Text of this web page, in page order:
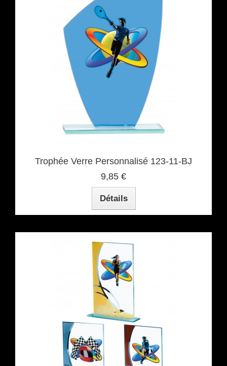
Trophée Verre Personnalisé 123-11-BJ
9,85 €
Détails